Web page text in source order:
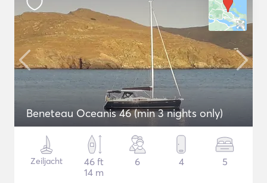
Beneteau Oceanis 46 (min 3 nights only)
Zeiljacht
46 ft
14 m
6 4 5